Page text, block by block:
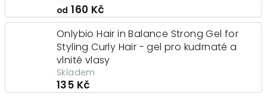
od 160 Kč
Onlybio Hair in Balance Strong Gel for
Styling Curly Hair - gel pro kudrnaté a
vlnité vlasy
Skladem
135 Kč